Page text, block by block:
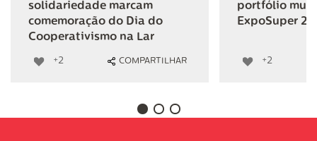
solidariedade marcam
comemoração do Dia do
Cooperativismo na Lar
+2 COMPARTILHAR
portfólio
ExpoSuper
+2